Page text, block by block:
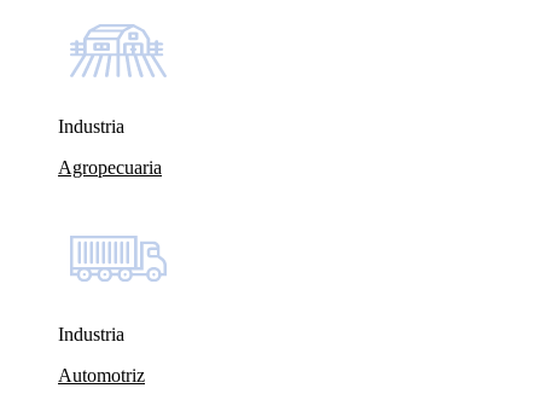
Industria
Agropecuaria
Industria
Automotriz